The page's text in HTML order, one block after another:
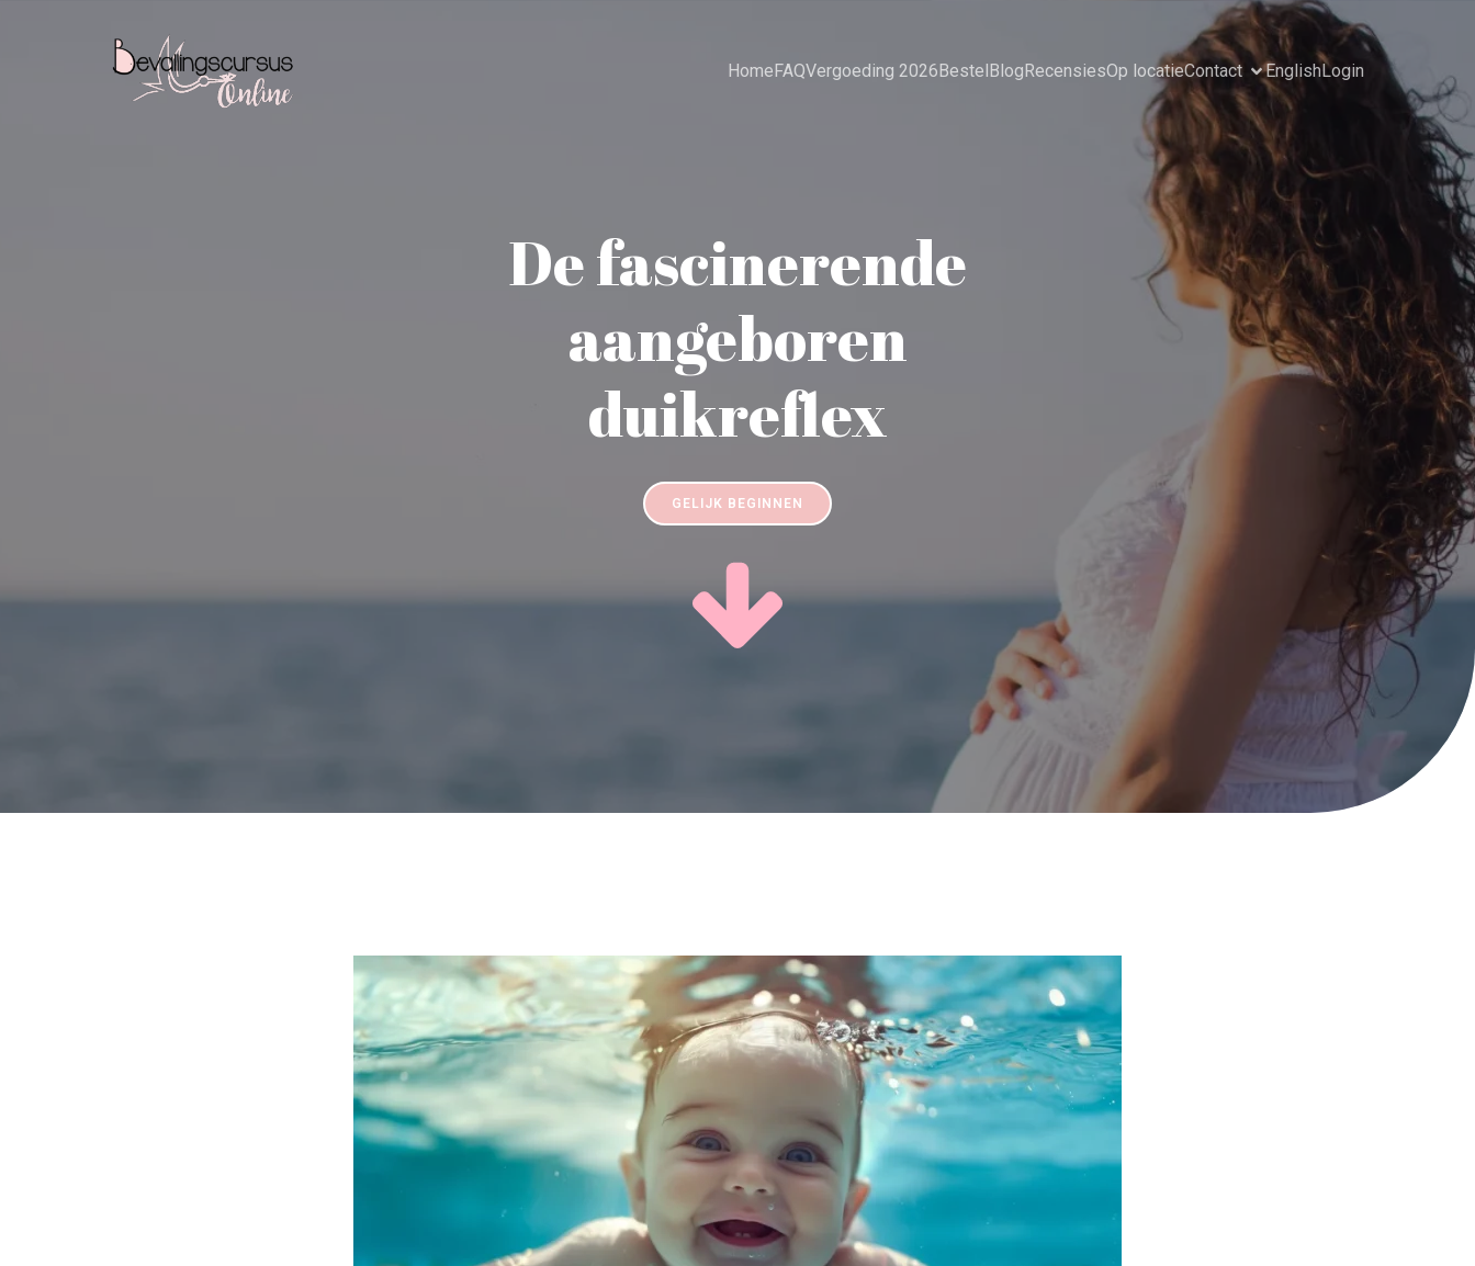
HomeFAQVergoeding 2026BestelBlogRecensiesOp locatieContact EnglishLogin
De fascinerende
aangeboren
duikreflex
GELIJK BEGINNEN